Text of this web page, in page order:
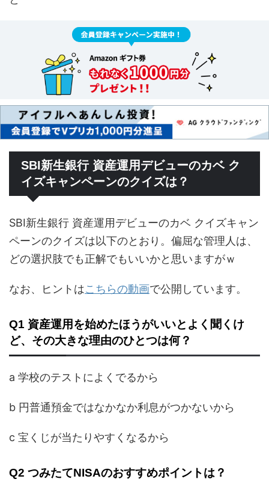
SBI新生銀行 資産運用デビューのカベ ク
イズキャンペーンのクイズは？
SBI新生銀行 資産運用デビューのカベ クイズキャン
ペーンのクイズは以下のとおり。偏屈な管理人は、
どの選択肢でも正解でもいいかと思いますがｗ
なお、ヒントはこちらの動画で公開しています。
Q1 資産運用を始めたほうがいいとよく聞くけ
ど、その大きな理由のひとつは何？
a 学校のテストによくでるから
b 円普通預金ではなかなか利息がつかないから
c 宝くじが当たりやすくなるから
Q2 つみたてNISAのおすすめポイントは？